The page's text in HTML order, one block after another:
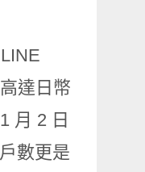
達日幣
月 2 日
數更是